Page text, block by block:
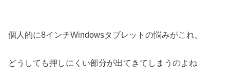
個人的に8インチWindowsタブレットの悩みがこれ。
どうしても押しにくい部分が出てきてしまうのよね